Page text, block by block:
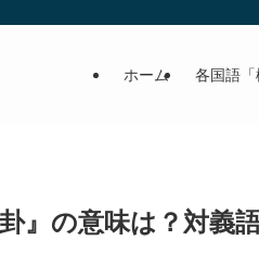
ホーム 各国語
』の意味は？対義